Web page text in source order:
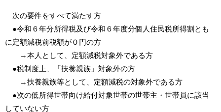
次の要件をすべて満たす方
●令和６年分所得税及び令和６年度分個人住民税所得割とも
に定額減税前税額が０円の方
→本人として、定額減税対象外である方
●税制度上、「扶養親族」対象外の方
→扶養親族等として、定額減税の対象外である方
●次の低所得世帯向け給付対象世帯の世帯主・世帯員に該当
していない方